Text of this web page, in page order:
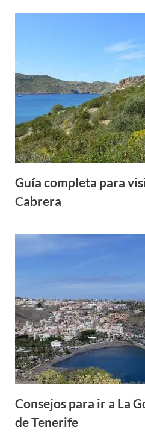
Guía completa para
Cabrera
Consejos para ir a La
de Tenerife